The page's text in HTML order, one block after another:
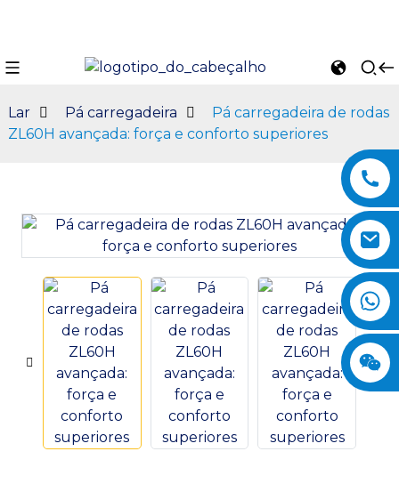
Lar Pá carregadeira
Pá carregadeira de rodas
ZL60H avançada: força e conforto superiores